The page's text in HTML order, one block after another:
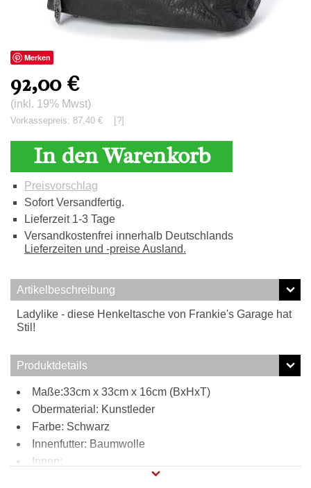
Merken
92,00 €
(inkl. 19% Mwst)
Vorkassepreis: 87,40 € [?]
In den Warenkorb
Preisvorschlag
Sofort Versandfertig.
Lieferzeit 1-3 Tage
Versandkostenfrei innerhalb Deutschlands
Lieferzeiten und -preise Ausland.
Artikelbeschreibung
Ladylike - diese Henkeltasche von Frankie's Garage hat
Stil!
Produktdetails
Maße:33cm x 33cm x 16cm (BxHxT)
Obermaterial: Kunstleder
Farbe: Schwarz
Innenfutter: Baumwolle
Innen:
Reißverschlussfach